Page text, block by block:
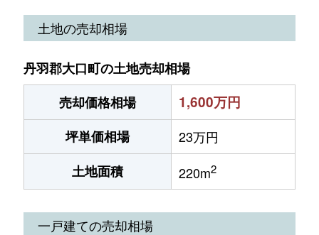
土地の売却相場
丹羽郡大口町の土地売却相場
売却価格相場
1,600万円
坪単価相場
23万円
土地面積
220m2
一戸建ての売却相場